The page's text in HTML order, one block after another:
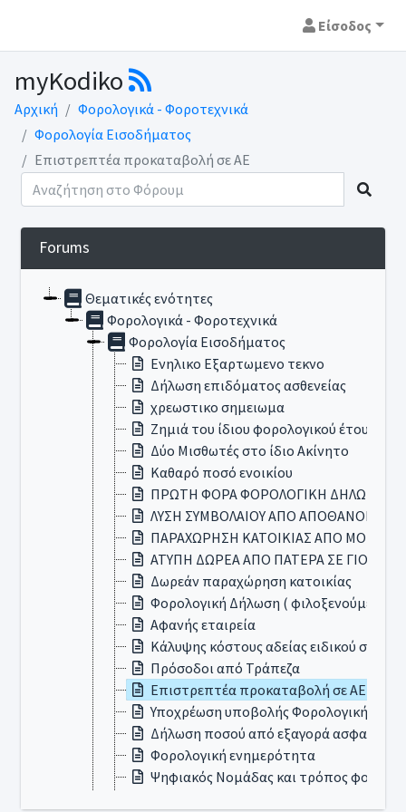
Είσοδος
myKodiko
Αρχική
Φορολογικά - Φοροτεχνικά
Φορολογία Εισοδήματος
Επιστρεπτέα προκαταβολή σε ΑΕ
Forums
Θεματικές ενότητες
Φορολογικά - Φοροτεχνικά
Φορολογία Εισοδήματος
Ενηλικο Εξαρτωμενο τεκνο
Δήλωση επιδόματος ασθενείας
χρεωστικο σημειωμα
Ζημιά του ίδιου φορολογικού έτους
Δύο Μισθωτές στο ίδιο Ακίνητο
Καθαρό ποσό ενοικίου
ΠΡΩΤΗ ΦΟΡΑ ΦΟΡΟΛΟΓΙΚΗ ΔΗΛΩΣΗ
ΛΥΣΗ ΣΥΜΒΟΛΑΙΟΥ ΑΠΟ ΑΠΟΘΑΝΟΝΤΑ
ΠΑΡΑΧΩΡΗΣΗ ΚΑΤΟΙΚΙΑΣ ΑΠΟ ΜΟΝΙΜΟ
ΑΤΥΠΗ ΔΩΡΕΑ ΑΠΟ ΠΑΤΕΡΑ ΣΕ ΓΙΟ
Δωρεάν παραχώρηση κατοικίας
Φορολογική Δήλωση ( φιλοξενούμενος
Αφανής εταιρεία
Κάλυψης κόστους αδείας ειδικού
Πρόσοδοι από Τράπεζα
Επιστρεπτέα προκαταβολή σε ΑΕ
Υποχρέωση υποβολής Φορολογικής
Δήλωση ποσού από εξαγορά
Φορολογική ενημερότητα
Ψηφιακός Νομάδας και τρόπος